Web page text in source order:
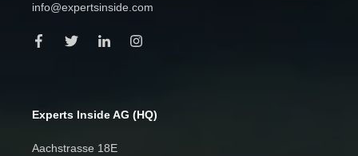
info@expertsinside.com
Experts Inside AG (HQ)
Aachstrasse 18E